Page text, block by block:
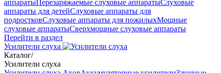
аппаратыПерезаряжаемые слуховые аппаратыСлуховые
аппараты для детейСлуховые аппараты для
подростковСлуховые аппараты для пожилыхМощные
слуховые аппаратыСверхмощные слуховые аппараты
Перейти в раздел
Усилители слуха
Каталог/
Усилители слуха